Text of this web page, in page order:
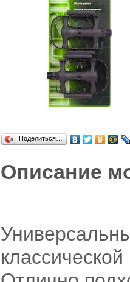
Поделиться…
Описание